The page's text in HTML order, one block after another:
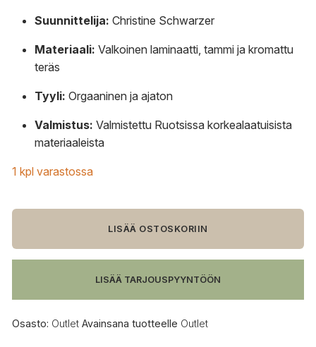
Suunnittelija: Christine Schwarzer
Materiaali: Valkoinen laminaatti, tammi ja kromattu
teräs
Tyyli: Orgaaninen ja ajaton
Valmistus: Valmistettu Ruotsissa korkealaatuisista
materiaaleista
1 kpl varastossa
OUTLET
Swedese
Flower
laminaatti/kromi
määrä
LISÄÄ OSTOSKORIIN
LISÄÄ TARJOUSPYYNTÖÖN
Osasto: Outlet Avainsana tuotteelle Outlet